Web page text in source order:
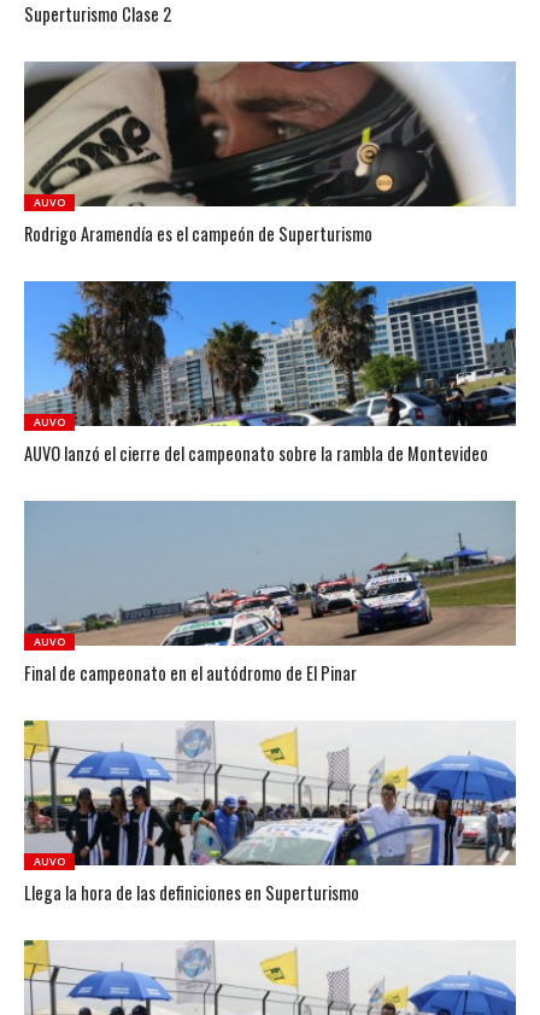
Superturismo Clase 2
AUVO
Rodrigo Aramendía es el campeón de Superturismo
AUVO
AUVO lanzó el cierre del campeonato sobre la rambla de Montevideo
AUVO
Final de campeonato en el autódromo de El Pinar
AUVO
Llega la hora de las definiciones en Superturismo